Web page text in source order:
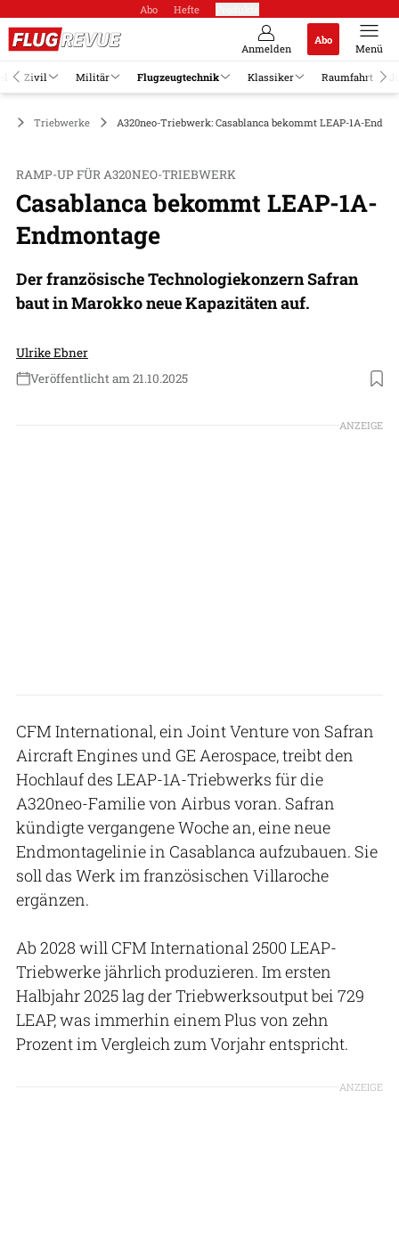
Abo Hefte
Anmelden
Abo
Menü
Zivil Militär Flugzeugtechnik Klassiker Raumfahrt
Triebwerke A320neo-Triebwerk: Casablanca bekommt LEAP-1A-
RAMP-UP FÜR A320NEO-TRIEBWERK
Casablanca bekommt LEAP-1A-
Endmontage
Der französische Technologiekonzern Safran
baut in Marokko neue Kapazitäten auf.
Ulrike Ebner
Veröffentlicht am 21.10.2025
Foto: Philippe Stroppa / Safran
ANZEIGE
CFM International, ein Joint Venture von Safran
Aircraft Engines und GE Aerospace, treibt den
Hochlauf des LEAP-1A-Triebwerks für die
A320neo-Familie von Airbus voran. Safran
kündigte vergangene Woche an, eine neue
Endmontagelinie in Casablanca aufzubauen. Sie
soll das Werk im französischen Villaroche
ergänzen.
Ab 2028 will CFM International 2500 LEAP-
Triebwerke jährlich produzieren. Im ersten
Halbjahr 2025 lag der Triebwerksoutput bei 729
LEAP, was immerhin einem Plus von zehn
Prozent im Vergleich zum Vorjahr entspricht.
ANZEIGE